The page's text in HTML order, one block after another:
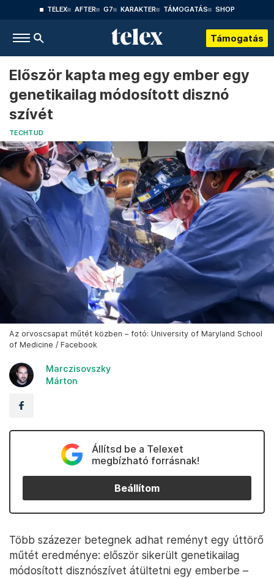
TELEX AFTER G7 KARAKTER TÁMOGATÁS SHOP
Támogatás
Először kapta meg egy ember egy
genetikailag módosított disznó
szívét
TECHTUD
Az orvoscsapat műtét közben – fotó: University of Maryland School
of Medicine / Facebook
Marczisovszky
Márton
Állítsd be a Telexet
megbízható forrásnak!
Beállítom
Több százezer betegnek adhat reményt egy úttörő
műtét eredménye: először sikerült genetikailag
módosított disznószívet átültetni egy emberbe –